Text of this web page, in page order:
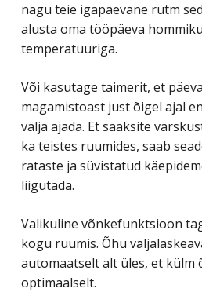
nagu teie igapäevane rütm
alusta oma tööpäeva
temperatuuriga.
Või kasutage taimerit, et
magamistoast just õigel ajal
välja ajada. Et saaksite
ka teistes ruumides, saab
rataste ja süvistatud
liigutada.
Valikuline võnkefunktsioon
kogu ruumis. Õhu
automaatselt alt üles, et külm
optimaalselt.